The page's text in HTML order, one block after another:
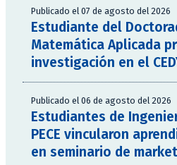
Publicado el 07 de agosto del 2026
Estudiante del
Matemática Aplicada
investigación en el
Publicado el 06 de agosto del 2026
Estudiantes de
PECE vincularon
en seminario de